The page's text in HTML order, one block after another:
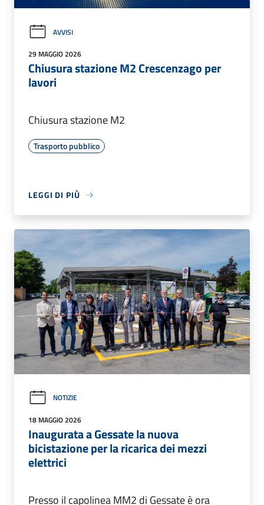
AVVISI
29 MAGGIO 2026
Chiusura stazione M2 Crescenzago per
lavori
Chiusura stazione M2
Trasporto pubblico
LEGGI DI PIÙ
NOTIZIE
18 MAGGIO 2026
Inaugurata a Gessate la nuova
bicistazione per la ricarica dei mezzi
elettrici
Presso il capolinea MM2 di Gessate è ora